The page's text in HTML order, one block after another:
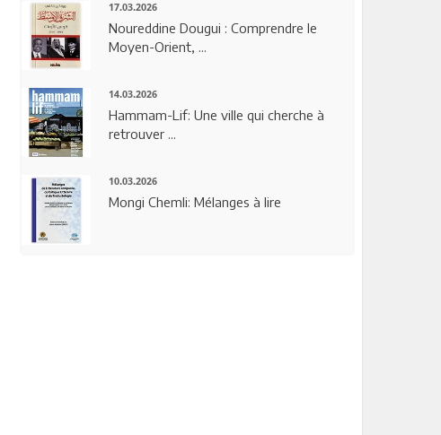
17.03.2026
Noureddine Dougui : Comprendre le
Moyen-Orient, ...
14.03.2026
Hammam-Lif: Une ville qui cherche à
retrouver ...
10.03.2026
Mongi Chemli: Mélanges à lire